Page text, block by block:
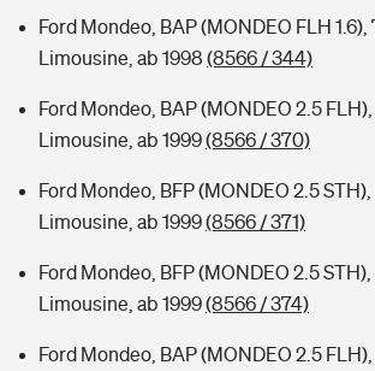
Ford Mondeo, BAP (MONDEO FLH 1.6),
Limousine, ab 1998 (8566 / 344)
Ford Mondeo, BAP (MONDEO 2.5 FLH),
Limousine, ab 1999(8566 / 370)
Ford Mondeo, BFP (MONDEO 2.5 STH),
Limousine, ab 1999(8566 / 371)
Ford Mondeo, BFP (MONDEO 2.5 STH),
Limousine, ab 1999(8566 / 374)
Ford Mondeo, BAP (MONDEO 2.5 FLH),